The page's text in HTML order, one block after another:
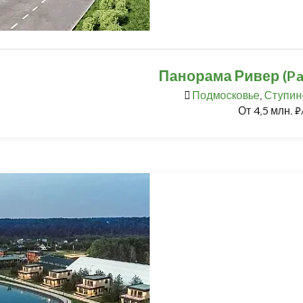
Панорама Ривер
Подмосковье,
От4,5 млн. ⃏